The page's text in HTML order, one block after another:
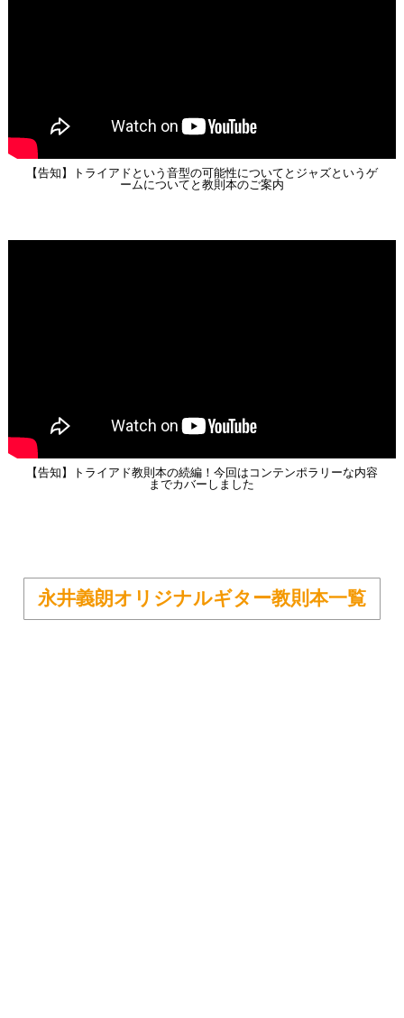
【告知】トライアドという音型の可能性についてとジャズというゲ
ームについてと教則本のご案内
【告知】トライアド教則本の続編！今回はコンテンポラリーな内容
までカバーしました
永井義朗オリジナルギター教則本一覧